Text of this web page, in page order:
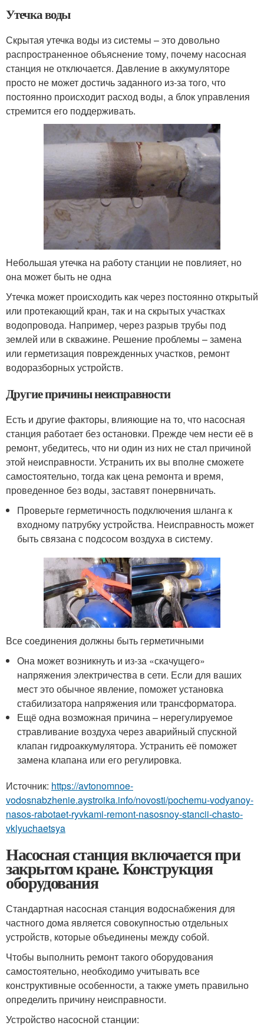
Утечка воды
Скрытая утечка воды из системы – это довольно
распространенное объяснение тому, почему насосная
станция не отключается. Давление в аккумуляторе
просто не может достичь заданного из-за того, что
постоянно происходит расход воды, а блок управления
стремится его поддерживать.
Небольшая утечка на работу станции не повлияет, но
она может быть не одна
Утечка может происходить как через постоянно открытый
или протекающий кран, так и на скрытых участках
водопровода. Например, через разрыв трубы под
землей или в скважине. Решение проблемы – замена
или герметизация поврежденных участков, ремонт
водоразборных устройств.
Другие причины неисправности
Есть и другие факторы, влияющие на то, что насосная
станция работает без остановки. Прежде чем нести её в
ремонт, убедитесь, что ни один из них не стал причиной
этой неисправности. Устранить их вы вполне сможете
самостоятельно, тогда как цена ремонта и время,
проведенное без воды, заставят понервничать.
Проверьте герметичность подключения шланга к
входному патрубку устройства. Неисправность может
быть связана с подсосом воздуха в систему.
Все соединения должны быть герметичными
Она может возникнуть и из-за «скачущего»
напряжения электричества в сети. Если для ваших
мест это обычное явление, поможет установка
стабилизатора напряжения или трансформатора.
Ещё одна возможная причина – нерегулируемое
стравливание воздуха через аварийный спускной
клапан гидроаккумулятора. Устранить её поможет
замена клапана или его регулировка.
Источник: https://avtonomnoe-
vodosnabzhenie.aystroika.info/novosti/pochemu-vodyanoy-
nasos-rabotaet-ryvkami-remont-nasosnoy-stancii-chasto-
vklyuchaetsya
Насосная станция включается при
закрытом кране. Конструкция
оборудования
Стандартная насосная станция водоснабжения для
частного дома является совокупностью отдельных
устройств, которые объединены между собой.
Чтобы выполнить ремонт такого оборудования
самостоятельно, необходимо учитывать все
конструктивные особенности, а также уметь правильно
определить причину неисправности.
Устройство насосной станции: